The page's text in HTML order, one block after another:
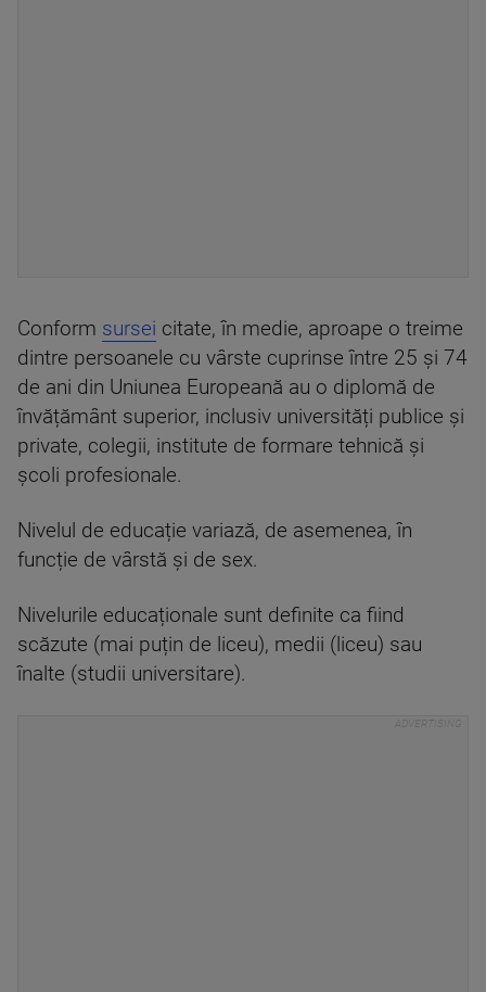
Conform sursei citate, în medie, aproape o treime
dintre persoanele cu vârste cuprinse între 25 și 74
de ani din Uniunea Europeană au o diplomă de
învățământ superior, inclusiv universități publice și
private, colegii, institute de formare tehnică și
școli profesionale.
Nivelul de educație variază, de asemenea, în
funcție de vârstă și de sex.
Nivelurile educaționale sunt definite ca fiind
scăzute (mai puțin de liceu), medii (liceu) sau
înalte (studii universitare).